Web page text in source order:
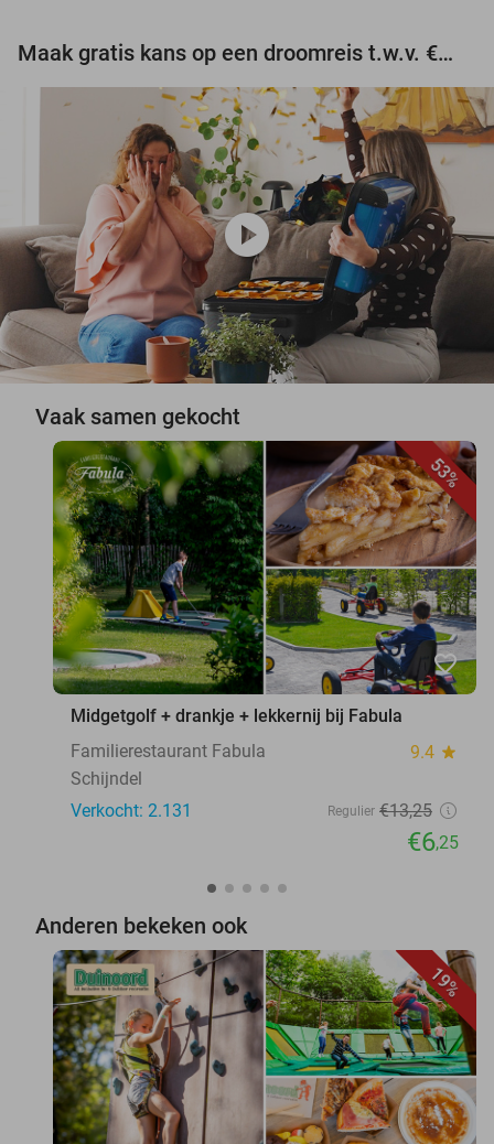
Maak gratis kans op een droomreis t.w.v. €3.000!
play_circle
Vaak samen gekocht
53%
favorite_border
Midgetgolf + drankje + lekkernij bij Fabula
Familierestaurant Fabula
9.4 star
Schijndel
Verkocht: 2.131
Regulier €13,25
€6,25
Anderen bekeken ook
19%